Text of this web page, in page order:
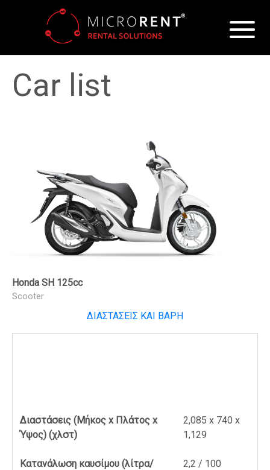
Car list
Honda SH 125cc
Scooter
ΔΙΑΣΤΑΣΕΙΣ ΚΑΙ ΒΑΡΗ
Διαστάσεις (Μήκος x Πλάτος x
Ύψος) (χλστ)
2,085 x 740 x
1,129
Κατανάλωση καυσίμου (λίτρα/
2,2 / 100